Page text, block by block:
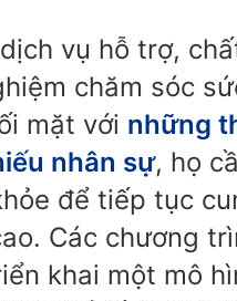
vụ hỗ trợ,
chăm sóc
mặt với những
nhân sự, họ
để tiếp tục
Các chương
khai một mô